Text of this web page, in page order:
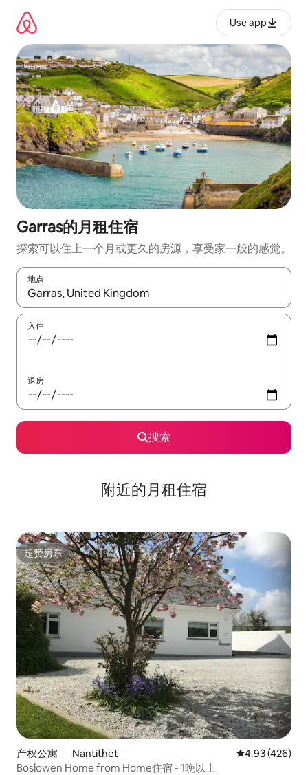
Use app
Garras的月租住宿
探索可以住上一个月或更久的房源，享受家一般的感觉。
地点
如有搜索结果，请使用上下方向键查看，或通过点击或滑动手势
入住
退房
搜索
附近的月租住宿
超赞房东
超赞房东
产权公寓 ｜ Nantithet 平均评分 4.93
4.93 (426)
Boslowen Home from Home住宿 - 1晚以上